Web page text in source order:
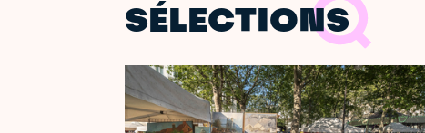
SÉLECTIONS